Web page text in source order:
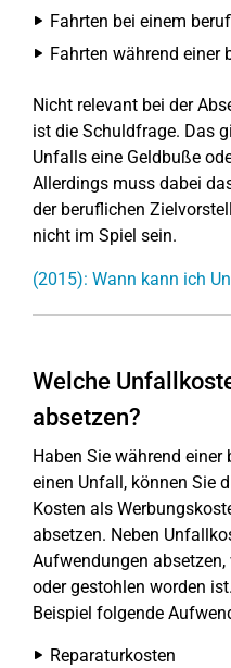
Fahrten bei einem
Fahrten während einer
Nicht relevant bei der
ist die Schuldfrage. Das
Unfalls eine Geldbuße
Allerdings muss dabei
der beruflichen
nicht im Spiel sein.
(2015): Wann kann ich
Welche
absetzen?
Haben Sie während
einen Unfall, können Sie
Kosten als
absetzen. Neben
Aufwendungen
oder gestohlen worden
Beispiel folgende
Reparaturkosten